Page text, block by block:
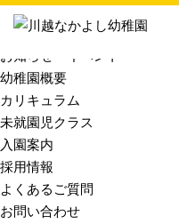
toggle navigation
はじめての方へ
お知らせ・イベント
幼稚園概要
カリキュラム
未就園児クラス
入園案内
採用情報
よくあるご質問
お問い合わせ